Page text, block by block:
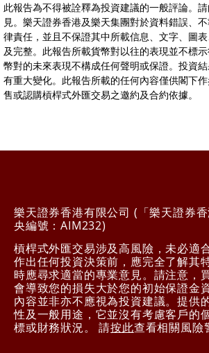
此報告為不得被詮釋為投資建議的一般評論。
見。樂天證券香港及樂天集團對於資料錯誤、
律責任，並且不保證其中所載信息、文字、圖
及完整。此報告所載貨幣對以往的表現並不標
幣對的未來表現不構成任何聲明或保證。投資
有重大變化。此報告所載的任何內容僅供閣下
售或認購槓桿式外匯交易之邀約及合約依據。
樂天證券香港有限公司 (「樂天證券
央編號：AIM232)
槓桿式外匯交易涉及高風險，未必適
作出任何投資決策前，應完全了解其
時應尋求適當的專業意見。請注意，
會導致您的損失大於您的初始保證金
內容並非亦不應視為投資建議。提供
性及一般用途，它並沒有考慮客戶的
標或財務狀況。 請按此查看相關風險